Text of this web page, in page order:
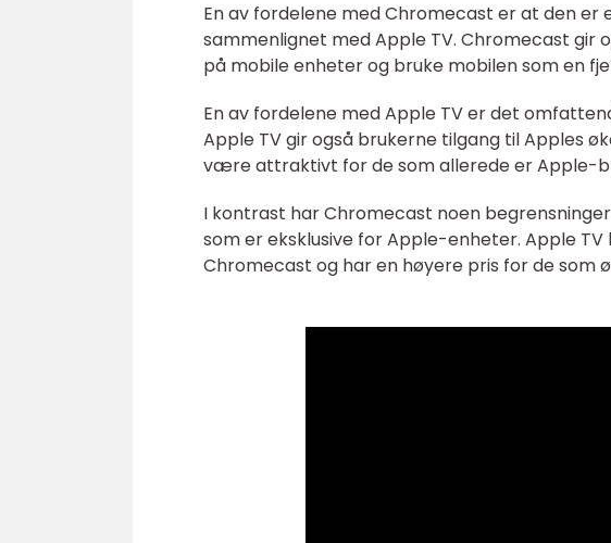
En av fordelene med Chromecast er at den er
sammenlignet med Apple TV. Chromecast gir
på mobile enheter og bruke mobilen som en
En av fordelene med Apple TV er det
Apple TV gir også brukerne tilgang til Apples
være attraktivt for de som allerede er Apple-
I kontrast har Chromecast noen
som er eksklusive for Apple-enheter. Apple
Chromecast og har en høyere pris for de som